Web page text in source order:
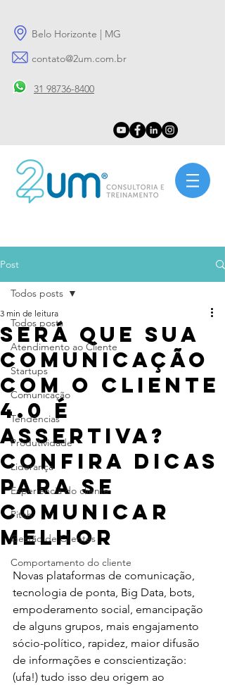
Belo Horizonte | MG
contato@2um.com.br
31 98736-8400
Post
Todos posts
Atendimento ao Cliente
Startups
Comunicação
Tendências
Produtividade
Liderança
Experiência do cliente
Pitch
Gestão de Clientes
Comportamento do cliente
Todos posts
Será que sua
comunicação
com o cliente
4.0 é
assertiva?
Confira dicas
para se
comunicar
melhor
3 min de leitura
Novas plataformas de comunicação,
tecnologia de ponta, Big Data, bots,
empoderamento social, emancipação
de alguns grupos, mais engajamento
sócio-político, rapidez, maior difusão
de informações e conscientização:
(ufa!) tudo isso deu origem ao